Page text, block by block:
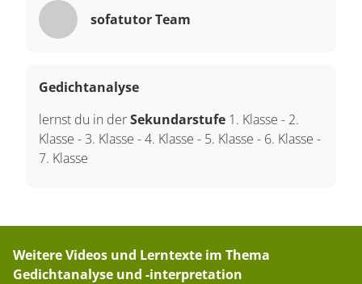
sofatutor Team
Gedichtanalyse
lernst du in derSekundarstufe 1. Klasse - 2.
Klasse - 3. Klasse -4. Klasse - 5. Klasse - 6. Klasse -
7. Klasse
Weitere Videos und Lerntexte im Thema
Gedichtanalyse und -interpretation